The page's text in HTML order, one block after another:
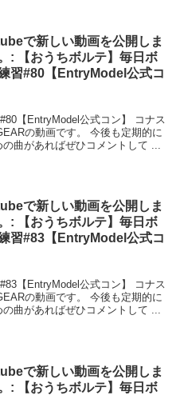
で新しい動画を公開しま
: 【おうちボルテ】毎日ボ
習#80【EntryModel公式コ
【EntryModel公式コン】 コナス
の動画です。 今後も定期的に
曲があればぜひコメントして ...
で新しい動画を公開しま
: 【おうちボルテ】毎日ボ
習#83【EntryModel公式コ
【EntryModel公式コン】 コナス
の動画です。 今後も定期的に
曲があればぜひコメントして ...
で新しい動画を公開しま
: 【おうちボルテ】毎日ボ